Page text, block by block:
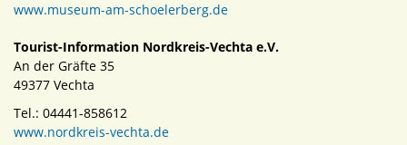
www.museum-am-schoelerberg.de
Tourist-Information Nordkreis-Vechta e.V.
An der Gräfte 35
49377 Vechta
Tel.: 04441-858612
www.nordkreis-vechta.de